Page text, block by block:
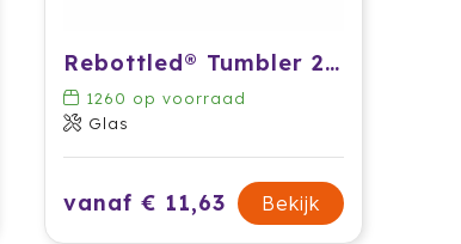
Rebottled® Tumbler 2-pack set glazen
1260 op voorraad
Glas
vanaf € 11,63 Bekijk